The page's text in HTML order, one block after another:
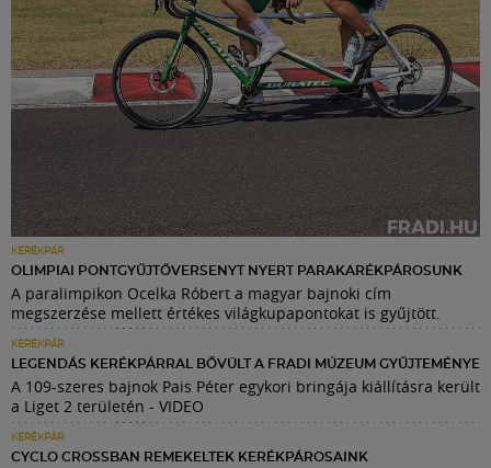
KERÉKPÁR
OLIMPIAI PONTGYŰJTŐVERSENYT NYERT PARAKARÉKPÁROSUNK
A paralimpikon Ocelka Róbert a magyar bajnoki cím
megszerzése mellett értékes világkupapontokat is gyűjtött.
KERÉKPÁR
LEGENDÁS KERÉKPÁRRAL BŐVÜLT A FRADI MÚZEUM GYŰJTEMÉNYE
A 109-szeres bajnok Pais Péter egykori bringája kiállításra került
a Liget 2 területén - VIDEO
KERÉKPÁR
CYCLO CROSSBAN REMEKELTEK KERÉKPÁROSAINK